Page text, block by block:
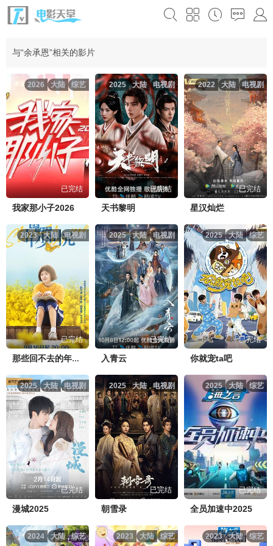
与“余承恩”相关的影片
综艺
大陆
2026
已完结
我家那小子2026
电视剧
大陆
2025
已完结
天书黎明
电视剧
大陆
2022
已完结
星汉灿烂
电视剧
大陆
2023
已完结
那些回不去的年少时光
电视剧
大陆
2025
已完结
入青云
综艺
大陆
2025
已完结
你就宠ta吧
电视剧
大陆
2025
已完结
漫城2025
电视剧
大陆
2025
已完结
朝雪录
综艺
大陆
2025
已完结
全员加速中2025
综艺
大陆
2024 综艺
大陆
2023 综艺
大陆
2023